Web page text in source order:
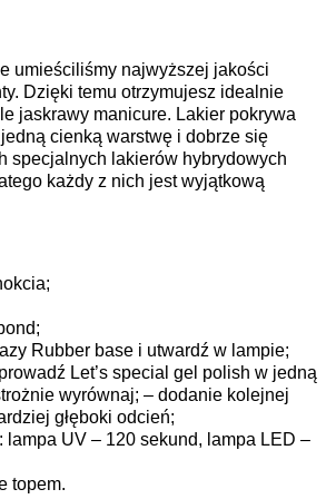
umieściliśmy najwyższej jakości
Dzięki temu otrzymujesz idealnie
jaskrawy manicure. Lakier pokrywa
cienką warstwę i dobrze się
specjalnych lakierów hybrydowych
każdy z nich jest wyjątkową
Rubber base i utwardź w lampie;
Let’s special gel polish w jedną
wyrównaj; – dodanie kolejnej
głęboki odcień;
lampa UV – 120 sekund, lampa LED –
topem.